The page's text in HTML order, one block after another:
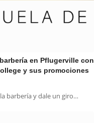
en Pflugerville con
y sus promociones
barbería y dale un giro…